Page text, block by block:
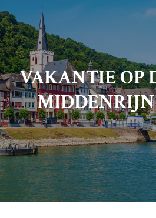
VAKANTIE OP
MIDDENRIJN